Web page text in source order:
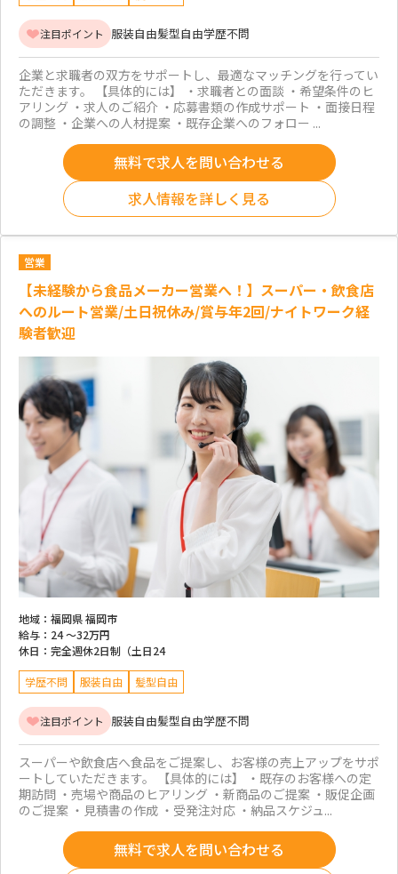
注目ポイント 服装自由髪型自由学歴不問
企業と求職者の双方をサポートし、最適なマッチングを行ってい
ただきます。 【具体的には】 ・求職者との面談 ・希望条件のヒ
アリング ・求人のご紹介 ・応募書類の作成サポート ・面接日程
の調整 ・企業への人材提案 ・既存企業へのフォロー ...
無料で求人を問い合わせる
求人情報を詳しく見る
営業
【未経験から食品メーカー営業へ！】スーパー・飲食店
へのルート営業/土日祝休み/賞与年2回/ナイトワーク経
験者歓迎
地域： 福岡県 福岡市
給与： 24 ～32万円
休日： 完全週休2日制（土日24
学歴不問 服装自由 髪型自由
注目ポイント 服装自由髪型自由学歴不問
スーパーや飲食店へ食品をご提案し、お客様の売上アップをサポ
ートしていただきます。 【具体的には】 ・既存のお客様への定
期訪問 ・売場や商品のヒアリング ・新商品のご提案 ・販促企画
のご提案 ・見積書の作成 ・受発注対応 ・納品スケジュ...
無料で求人を問い合わせる